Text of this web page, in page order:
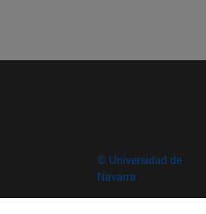
© Universidad de
Navarra